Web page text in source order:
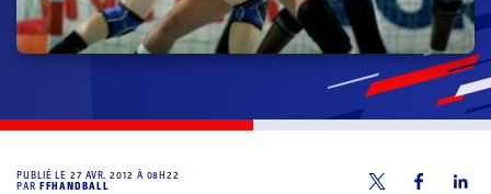
PUBLIÉ LE27 AVR. 2012 À 08H22
PAR FFHANDBALL